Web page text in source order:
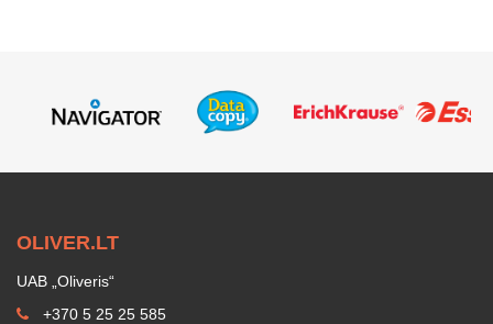
OLIVER.LT
UAB „Oliveris“
+370 5 25 25 585